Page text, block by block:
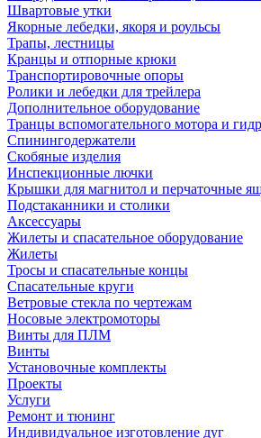
Швартовые утки
Якорные лебедки, якоря и роульсы
Трапы, лестницы
Кранцы и отпорные крюки
Транспортировочные опоры
Ролики и лебедки для трейлера
Дополнительное оборудование
Транцы вспомогательного мотора и
Спинингодержатели
Скобяные изделия
Инспекционные лючки
Крышки для магнитол и перчаточные
Подстаканники и столики
Аксессуары
Жилеты и спасательное оборудование
Жилеты
Тросы и спасательные концы
Спасательные круги
Ветровые стекла по чертежам
Носовые электромоторы
Винты для ПЛМ
Винты
Установочные комплекты
Проекты
Услуги
Ремонт и тюнинг
Индивидуальное изготовление дуг